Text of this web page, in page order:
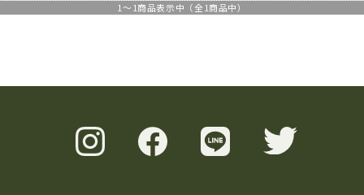
1 ～ 1商品表示中（全 1商品中）